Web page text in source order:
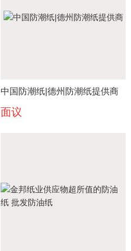
中国防潮纸|德州防潮纸提供商
面议